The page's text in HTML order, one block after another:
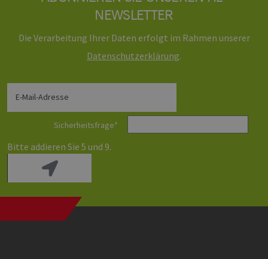
NEWSLETTER
Die Verarbeitung Ihrer Daten erfolgt im Rahmen unserer
Daten­schutz­erklärung.
E-Mail-Adresse
Sicherheitsfrage*
Bitte addieren Sie 5 und 9.